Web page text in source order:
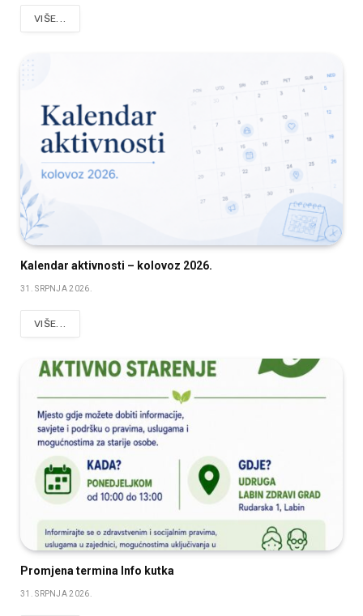
VIŠE...
Kalendar aktivnosti – kolovoz 2026.
31. SRPNJA 2026.
VIŠE...
Promjena termina Info kutka
31. SRPNJA 2026.